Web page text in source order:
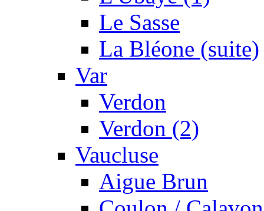
Le Sasse
La Bléone (suite)
Var
Verdon
Verdon (2)
Vaucluse
Aigue Brun